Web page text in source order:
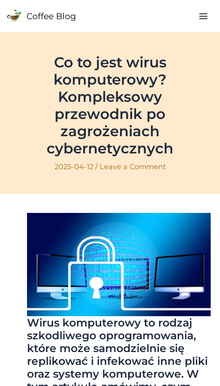
Coffee Blog
Co to jest wirus
komputerowy?
Kompleksowy
przewodnik po
zagrożeniach
cybernetycznych
2025-04-12 / Leave a Comment
Wirus komputerowy to rodzaj
szkodliwego oprogramowania,
które może samodzielnie się
replikować i infekować inne pliki
oraz systemy komputerowe. W